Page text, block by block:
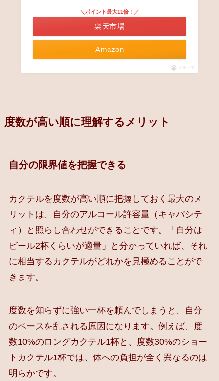
Amazon
＼ポイント最大11倍！／
楽天市場
ポチップ
度数が高い順に理解するメリット
自分の限界値を把握できる
カクテルを度数が高い順に把握しておく最大のメ
リットは、自分のアルコール許容量（キャパシテ
ィ）と照らし合わせができることです。「自分は
ビール2杯くらいが適量」と分かっていれば、それ
に相当するカクテルがどれかを見極めることがで
きます。
度数を知らずに強い一杯を頼んでしまうと、自分
のペースを乱される原因になります。例えば、度
数10%のロングカクテル1杯と、度数30%のショー
トカクテル1杯では、体への負担が全く異なるのは
明らかです。